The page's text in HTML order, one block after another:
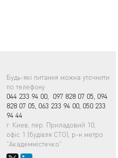
Будь-які питання можна уточнити
по телефону
044 233 94 00,
097 828 07 05, 094
828 07 05, 063 233 94 00, 050 233
94 44
г. Киев, пер. Приладовий 10,
офіс 1 (будівля СТО), р-н метро
"Академмістечко"